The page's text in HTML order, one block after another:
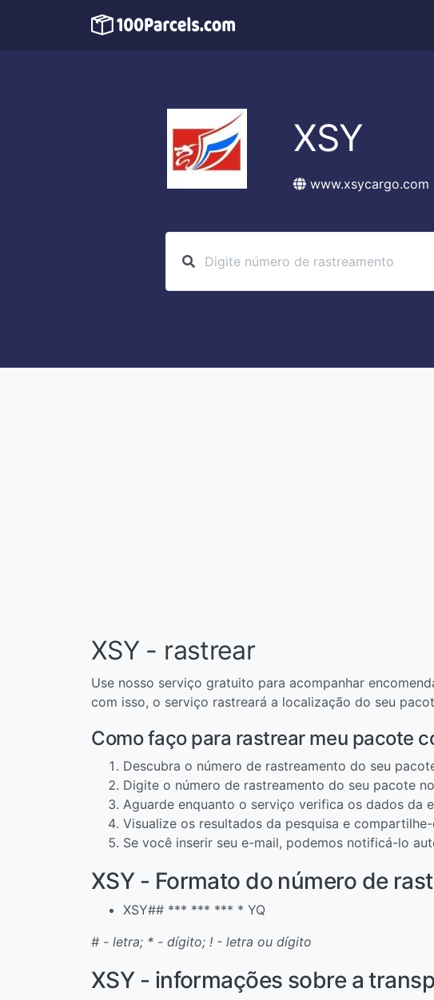
XSY
www.xsycargo.com
XSY - rastrear
Use nosso serviço gratuito para acompanhar
com isso, o serviço rastreará a localização do seu
Como faço para rastrear meu pacote
Descubra o número de rastreamento do seu
Digite o número de rastreamento do seu pacote
Aguarde enquanto o serviço verifica os dados da
Visualize os resultados da pesquisa e
Se você inserir seu e-mail, podemos notificá-lo
XSY - Formato do número de
XSY## *** *** *** * YQ
# - letra; * - dígito; ! - letra ou dígito
XSY - informações sobre a